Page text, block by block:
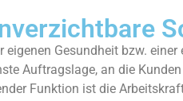
eigenen Gesundheit bzw.
Auftragslage, an die
Funktion ist die